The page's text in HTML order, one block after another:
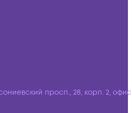
просп., 28, корп. 2,